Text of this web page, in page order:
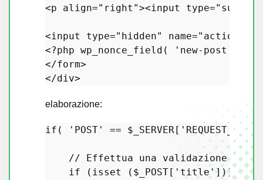
<p align="right"><input type="submit"
<input type="hidden" name="action"
<?php wp_nonce_field ( 'new-post'
</form>
elaborazione:
if ( 'POST' == $_SERVER[
// Effettua una validazione di
if ( isset ( $_POST[ 'title'])) {